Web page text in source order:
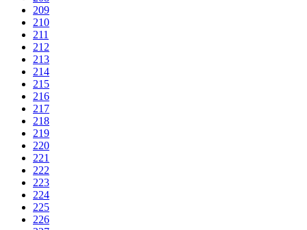
209
210
211
212
213
214
215
216
217
218
219
220
221
222
223
224
225
226